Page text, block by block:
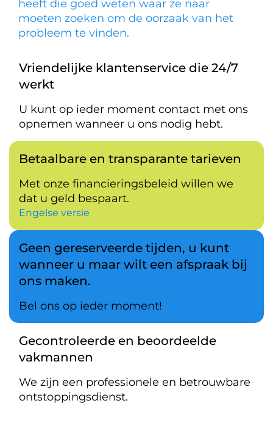
heeft die goed weten waar ze naar
moeten zoeken om de oorzaak van het
probleem te vinden.
Vriendelijke klantenservice die 24/7
werkt
U kunt op ieder moment contact met ons
opnemen wanneer u ons nodig hebt.
Betaalbare en transparante tarieven
Met onze financieringsbeleid willen we
dat u geld bespaart.
Engelse versie
Geen gereserveerde tijden, u kunt
wanneer u maar wilt een afspraak bij
ons maken.
Bel ons op ieder moment!
Gecontroleerde en beoordeelde
vakmannen
We zijn een professionele en betrouwbare
ontstoppingsdienst.